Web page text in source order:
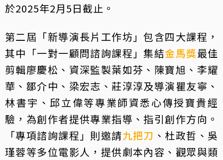
於2025年2月5日截止。
第二屆「新導演長片工作坊」包含四大課程，
其中「一對一顧問諮詢課程」集結金馬獎最佳
剪輯廖慶松、資深監製葉如芬、陳寶旭、李耀
華、鄒介中、梁宏志、莊淳淳及導演瞿友寧、
林書宇、邱立偉等專業師資悉心傳授寶貴經
驗，為創作者提供專業指導、指引創作方向。
「專項諮詢課程」則邀請九把刀 、杜政哲、吳
瑾蓉等多位電影人，提供劇本內容、觀眾與類